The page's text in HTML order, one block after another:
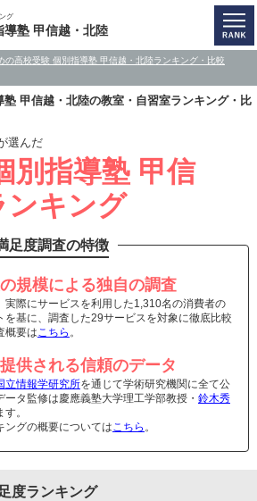
グ
導塾 甲信越・北陸
の高校受験 個別指導塾 甲信越・北陸ランキング・比較
塾 甲信越・北陸の教室・自習室ランキング・比
選んだ
別指導塾 甲信
ンキング
足度調査の特徴
規模による独自の調査
実際にサービスを利用した1,310名の消費者の
を基に、調査した29サービスを対象に徹底比較
概要はこちら 。
供される信頼のデータ
立情報学研究所を通じて学術研究機関に全て公
ータ監修は慶應義塾大学理工学部教授・ 鈴木秀
。
ングの概要についてはこちら 。
度ランキング